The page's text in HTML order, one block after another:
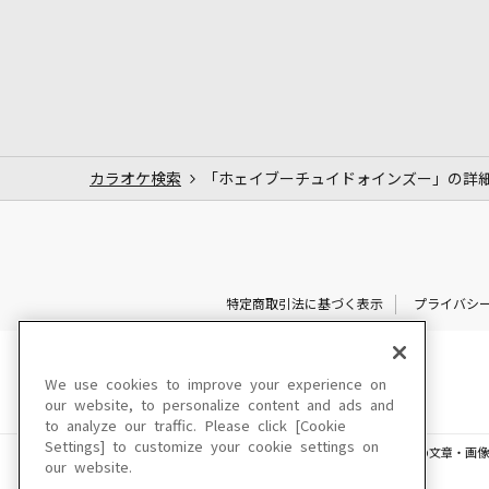
カラオケ検索 「ホェイブーチュイドォインズー」の詳
特定商取引法に基づく表示 プライバシ
このサイトに掲載されている一切の文章・画
We use cookies to improve your experience on
our website, to personalize content and ads and
to analyze our traffic. Please click [Cookie
Settings] to customize your cookie settings on
our website.